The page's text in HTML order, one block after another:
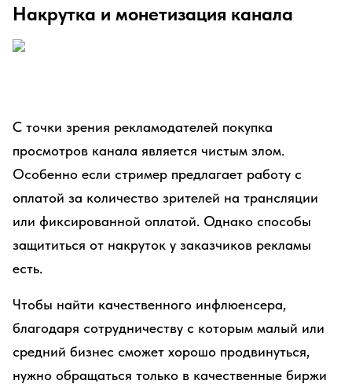
Накрутка и монетизация канала
С точки зрения рекламодателей покупка
просмотров канала является чистым злом.
Особенно если стример предлагает работу с
оплатой за количество зрителей на трансляции
или фиксированной оплатой. Однако способы
защититься от накруток у заказчиков рекламы
есть.
Чтобы найти качественного инфлюенсера,
благодаря сотрудничеству с которым малый или
средний бизнес сможет хорошо продвинуться,
нужно обращаться только в качественные биржи